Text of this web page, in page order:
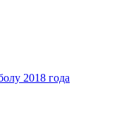
2018 года